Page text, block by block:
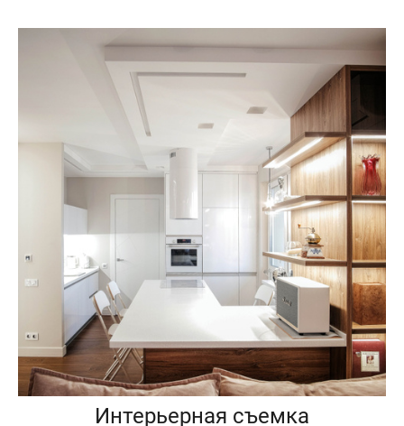
Интерьерная съемка